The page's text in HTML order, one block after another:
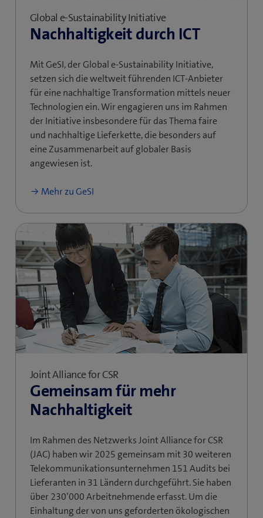
Global e-Sustainability Initiative
Nachhaltigkeit durch ICT
Mit GeSI, der Global e-Sustainability Initiative,
setzen sich die weltweit führenden ICT-Anbieter
für eine nachhaltige Transformation mittels neuer
Technologien ein. Wir engagieren uns im Rahmen
der Initiative insbesondere für das Thema faire
und nachhaltige Lieferkette, die besonders auf
eine Zusammenarbeit auf globaler Basis
angewiesen ist.
Mehr zu GeSI
Joint Alliance for CSR
Gemeinsam für mehr
Nachhaltigkeit
Im Rahmen des Netzwerks Joint Alliance for CSR
(JAC) haben wir 2025 gemeinsam mit 30 weiteren
Telekommunikationsunternehmen 151 Audits bei
Lieferanten in 31 Ländern durchgeführt. Sie haben
über 230’000 Arbeitnehmende erfasst. Um die
Einhaltung der von uns geforderten ökologischen